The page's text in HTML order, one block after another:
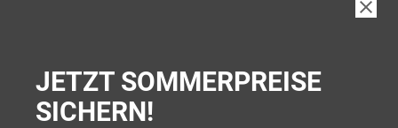
JETZT SOMMERPREISE
SICHERN!